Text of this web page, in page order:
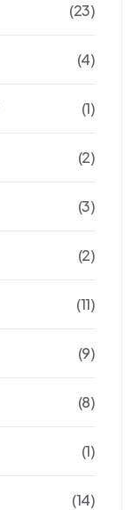
(23)
(4)
(1)
(2)
(3)
(2)
(11)
(9)
(8)
(1)
(14)